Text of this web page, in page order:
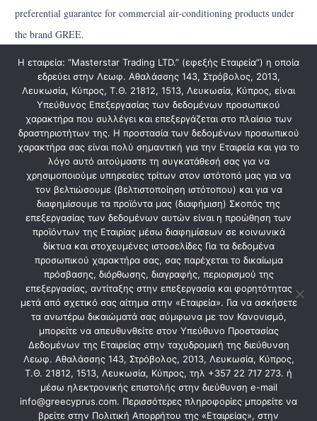
preferential guarantee for commercial air-conditioning products under
the brand GREE.
Limassol Office
Alkidamou 4 4101 Viom. Agios Athanasios
8:00 am – 5:00 pm
+357 22717270
Nicosia Office
Galileou 1 Viom Latsion
8:00 am – 5:00 pm
Η εταιρεία: “Masterstar Trading LTD.” (εφεξής Εταιρεία”) η οποία
εδρεύει στην Λεωφ. Αθαλάσσης 143, Στρόβολος, 2013,
Λευκωσία, Κύπρος, Τ.Θ. 21812, 1513, Λευκωσία, Κύπρος, είναι
Υπεύθυνος Επεξεργασίας των δεδομένων προσωπικού
χαρακτήρα που συλλέγει και επεξεργάζεται στο πλαίσιο των
δραστηριοτήτων της. Η προστασία των δεδομένων προσωπικού
χαρακτήρα σας είναι πολύ σημαντική για την Εταιρεία και για το
λόγο αυτό αιτούμαστε τη συγκατάθεσή σας για να
χρησιμοποιούμε υπηρεσίες τρίτων στον ιστότοπό μας για να
τον βελτιώσουμε (βελτιστοποίηση ιστότοπου) και για να
διαφημίσουμε τα προϊόντα μας (διαφήμιση) Σκοπός της
επεξεργασίας των δεδομένων αυτών είναι η προώθηση των
προϊόντων της Εταιρίας μέσω διαφημίσεων σε κοινωνικά
δίκτυα και στοχευμένες ιστοσελίδες Για τα δεδομένα
προσωπικού χαρακτήρα σας, σας παρέχεται το δικαίωμα
πρόσβασης, διόρθωσης, διαγραφής, περιορισμού της
επεξεργασίας, αντίταξης στην επεξεργασία και φορητότητας
μετά από σχετικό σας αίτημα στην «Εταιρεία». Για να ασκήσετε
τα ανωτέρω δικαιώματά σας σύμφωνα με τον Κανονισμό,
μπορείτε να απευθυνθείτε στον Υπεύθυνο Προστασίας
Δεδομένων της Εταιρείας στην ταχυδρομική της διεύθυνση
Λεωφ. Αθαλάσσης 143, Στρόβολος, 2013, Λευκωσία, Κύπρος,
Τ.Θ. 21812, 1513, Λευκωσία, Κύπρος, τηλ +357 22 717 273. ή
μέσω ηλεκτρονικής επιστολής στην διεύθυνση e-mail
info@greecyprus.com. Περισσότερες πληροφορίες μπορείτε να
βρείτε στην Πολιτική Απορρήτου της «Εταιρείας», στην